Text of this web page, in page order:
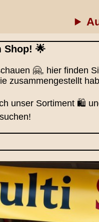
Shop! 🌟
🤗, hier finden
zusammengestellt
unser Sortiment 🛍️